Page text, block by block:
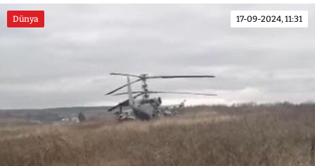
Dünya 17-09-2024, 11:31